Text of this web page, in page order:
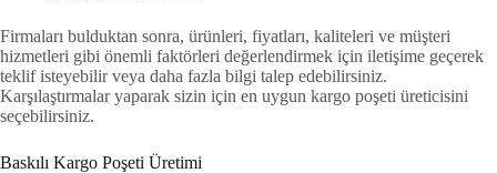
Firmaları bulduktan sonra, ürünleri, fiyatları, kaliteleri ve müşteri
hizmetleri gibi önemli faktörleri değerlendirmek için iletişime geçerek
teklif isteyebilir veya daha fazla bilgi talep edebilirsiniz.
Karşılaştırmalar yaparak sizin için en uygun kargo poşeti üreticisini
seçebilirsiniz.
Baskılı Kargo Poşeti Üretimi